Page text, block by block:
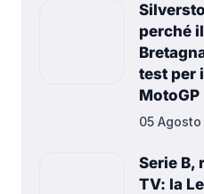
perché
test per
MotoGP
05
Serie B,
TV: la